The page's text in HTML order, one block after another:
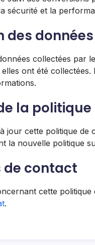
sécurité et la
des
collectées par
ont été
la politique
jour cette politique
la nouvelle politique
contact
cette politique
.